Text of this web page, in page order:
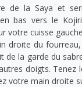
de la Saya et
bas vers le
votre cuisse
droite du
de la garde du
doigts. Tenez
votre main droite